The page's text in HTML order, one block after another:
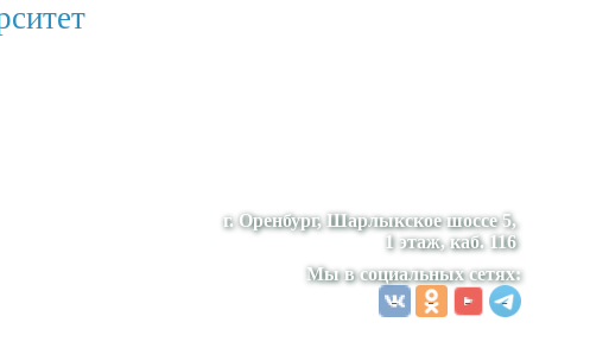
г. Оренбург, Шарлыкское шоссе 5,
1 этаж, каб. 116
Мы в социальных сетях: